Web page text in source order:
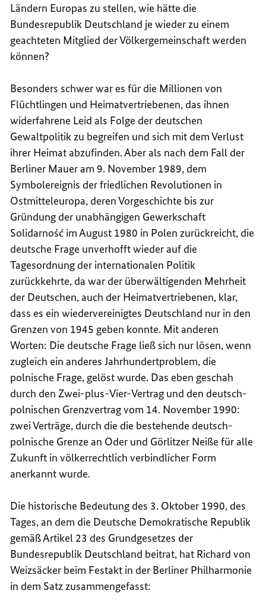
Ländern Europas zu stellen, wie hätte die
Bundesrepublik Deutschland je wieder zu einem
geachteten Mitglied der Völkergemeinschaft werden
können?
Besonders schwer war es für die Millionen von
Flüchtlingen und Heimatvertriebenen, das ihnen
widerfahrene Leid als Folge der deutschen
Gewaltpolitik zu begreifen und sich mit dem Verlust
ihrer Heimat abzufinden. Aber als nach dem Fall der
Berliner Mauer am 9. November 1989, dem
Symbolereignis der friedlichen Revolutionen in
Ostmitteleuropa, deren Vorgeschichte bis zur
Gründung der unabhängigen Gewerkschaft
Solidarność im August 1980 in Polen zurückreicht, die
deutsche Frage unverhofft wieder auf die
Tagesordnung der internationalen Politik
zurückkehrte, da war der überwältigenden Mehrheit
der Deutschen, auch der Heimatvertriebenen, klar,
dass es ein wiedervereinigtes Deutschland nur in den
Grenzen von 1945 geben konnte. Mit anderen
Worten: Die deutsche Frage ließ sich nur lösen, wenn
zugleich ein anderes Jahrhundertproblem, die
polnische Frage, gelöst wurde. Das eben geschah
durch den Zwei-plus-Vier-Vertrag und den deutsch-
polnischen Grenzvertrag vom 14. November 1990:
zwei Verträge, durch die die bestehende deutsch-
polnische Grenze an Oder und Görlitzer Neiße für alle
Zukunft in völkerrechtlich verbindlicher Form
anerkannt wurde.
Die historische Bedeutung des 3. Oktober 1990, des
Tages, an dem die Deutsche Demokratische Republik
gemäß Artikel 23 des Grundgesetzes der
Bundesrepublik Deutschland beitrat, hat Richard von
Weizsäcker beim Festakt in der Berliner Philharmonie
in dem Satz zusammengefasst: